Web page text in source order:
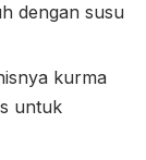
dengan susu
kurma
untuk